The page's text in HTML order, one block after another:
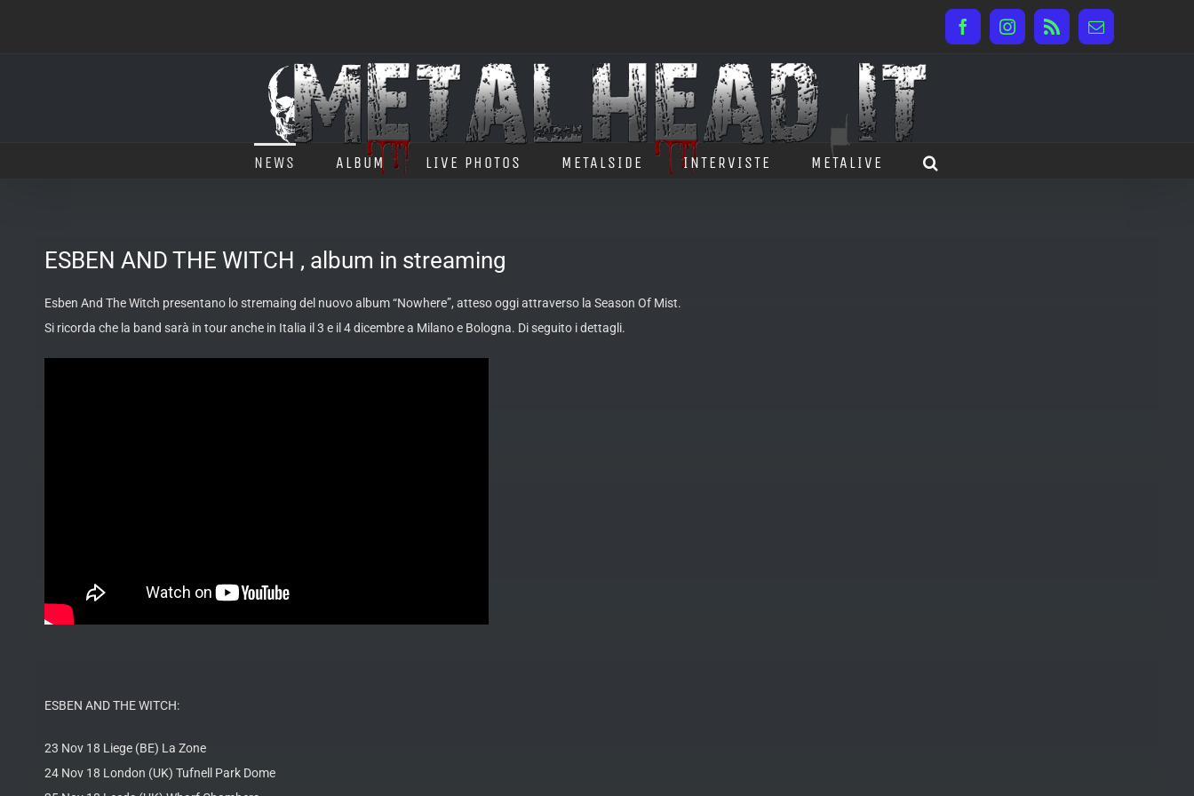
FacebookInstagram
Rss Email
NEWS ALBUM LIVE PHOTOS METALSIDE INTERVISTE METALIVE
ESBEN AND THE WITCH , album in streaming
Esben And The Witch presentano lo stremaing del nuovo album “Nowhere”, atteso oggi attraverso la Season Of Mist.
Si ricorda che la band sarà in tour anche in Italia il 3 e il 4 dicembre a Milano e Bologna. Di seguito i dettagli.
ESBEN AND THE WITCH:
23 Nov 18 Liege (BE) La Zone
24 Nov 18 London (UK) Tufnell Park Dome